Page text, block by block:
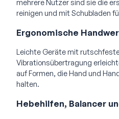
mehrere Nutzer sind sie die
reinigen und mit Schubladen
Ergonomische
Leichte Geräte mit
Vibrationsübertragung
auf Formen, die Hand und
halten.
Hebehilfen, Balancer